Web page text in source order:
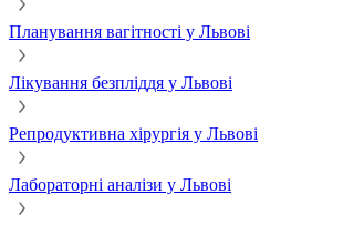
Планування вагітності у Львові
Лікування безпліддя у Львові
Репродуктивна хірургія у Львові
Лабораторні аналізи у Львові